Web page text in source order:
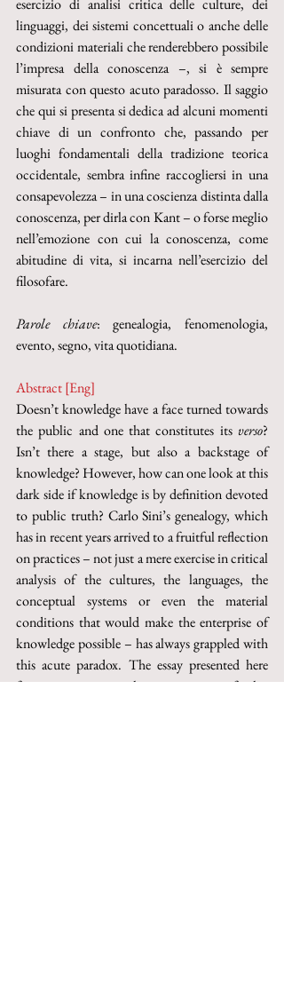
esercizio di analisi critica delle culture, dei
linguaggi, dei sistemi concettuali o anche delle
condizioni materiali che renderebbero possibile
l’impresa della conoscenza –, si è sempre
misurata con questo acuto paradosso. Il saggio
che qui si presenta si dedica ad alcuni momenti
chiave di un confronto che, passando per
luoghi fondamentali della tradizione teorica
occidentale, sembra infine raccogliersi in una
consapevolezza – in una coscienza distinta dalla
conoscenza, per dirla con Kant – o forse meglio
nell’emozione con cui la conoscenza, come
abitudine di vita, si incarna nell’esercizio del
filosofare.
Parole chiave: genealogia, fenomenologia,
evento, segno, vita quotidiana.
Abstract [Eng]
Doesn’t knowledge have a face turned towards
the public and one that constitutes its verso?
Isn’t there a stage, but also a backstage of
knowledge? However, how can one look at this
dark side if knowledge is by definition devoted
to public truth? Carlo Sini’s genealogy, which
has in recent years arrived to a fruitful reflection
on practices – not just a mere exercise in critical
analysis of the cultures, the languages, the
conceptual systems or even the material
conditions that would make the enterprise of
knowledge possible – has always grappled with
this acute paradox. The essay presented here
focuses on some key moments of this